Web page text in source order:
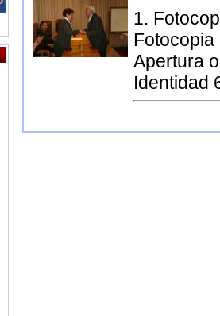
1.
Fotocopia
Apertura
Identidad